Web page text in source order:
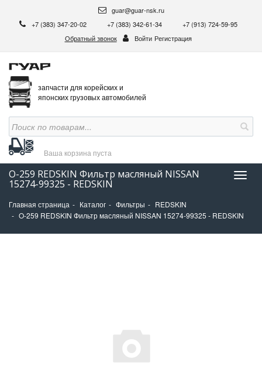
guar@guar-nsk.ru
+7 (383) 347-20-02
+7 (383) 342-61-34
+7 (913) 724-59-95
Обратный звонок
Войти Регистрация
запчасти для корейских и
японских грузовых автомобилей
Ваша корзина пуста
O-259 REDSKIN Фильтр масляный NISSAN
15274-99325 - REDSKIN
Главная страница Каталог Фильтры
REDSKIN
O-259 REDSKIN Фильтр масляный NISSAN 15274-99325 - REDSKIN